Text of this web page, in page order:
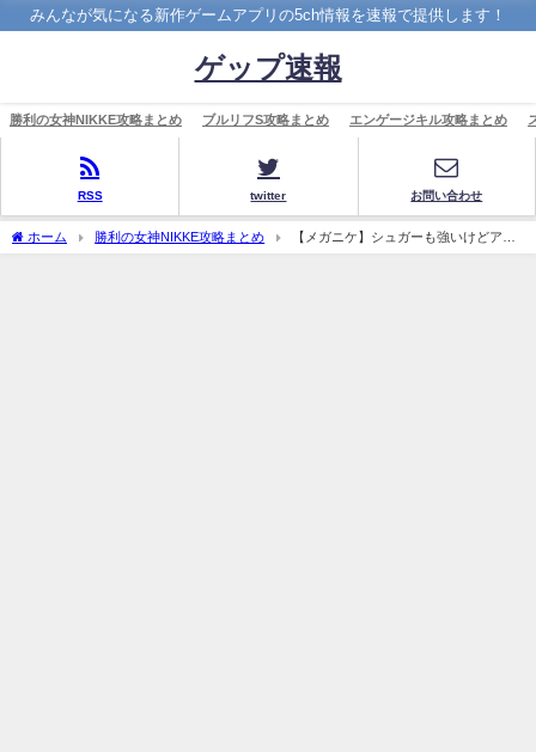
みんなが気になる新作ゲームアプリの5ch情報を速報で提供します！
ゲップ速報
勝利の女神NIKKE攻略まとめ ブルリフS攻略まとめ エンゲージキル攻略まとめ
RSS twitter お問い合わせ
ホーム 勝利の女神NIKKE攻略まとめ
【メガニケ】シュガーも強いけどアリ
スよりは限定的やぞ